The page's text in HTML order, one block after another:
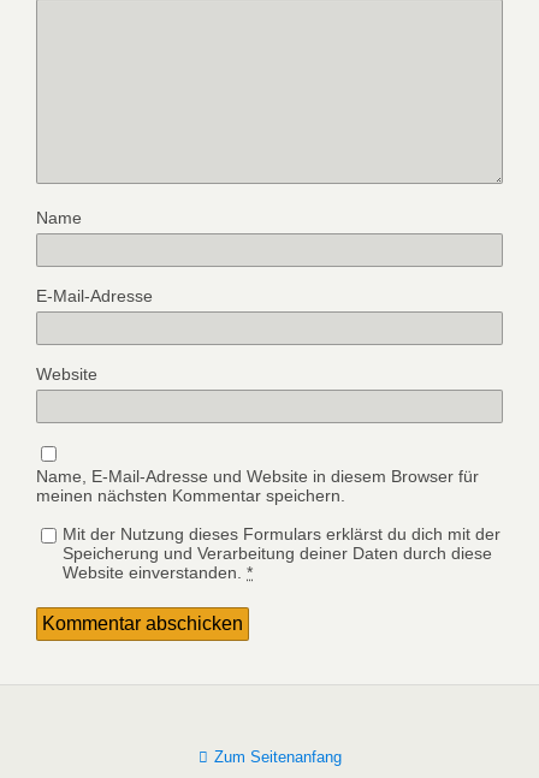
Name
E-Mail-Adresse
Website
Name, E-Mail-Adresse und Website in diesem Browser für
meinen nächsten Kommentar speichern.
Mit der Nutzung dieses Formulars erklärst du dich mit der
Speicherung und Verarbeitung deiner Daten durch diese
Website einverstanden. *
Zum Seitenanfang